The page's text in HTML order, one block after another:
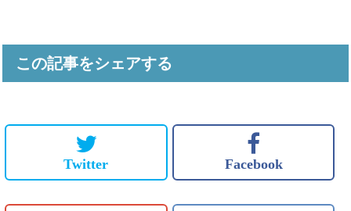
この記事をシェアする
Twitter Facebook